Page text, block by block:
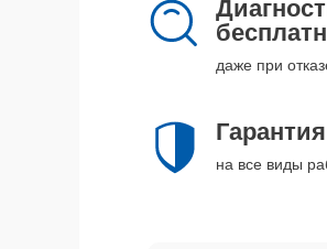
даже при
на все виды